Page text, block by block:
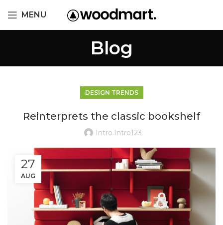
MENU
Blog
DESIGN TRENDS
Reinterprets the classic bookshelf
Intro.intro123
27
AUG